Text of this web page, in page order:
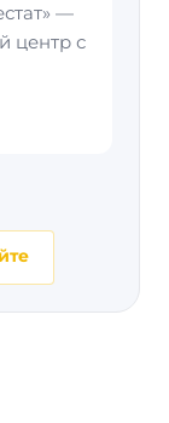
—
центр с